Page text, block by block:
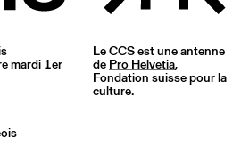
mardi 1er
Le CCS est une antenne
de Pro Helvetia,
Fondation suisse pour la
culture.